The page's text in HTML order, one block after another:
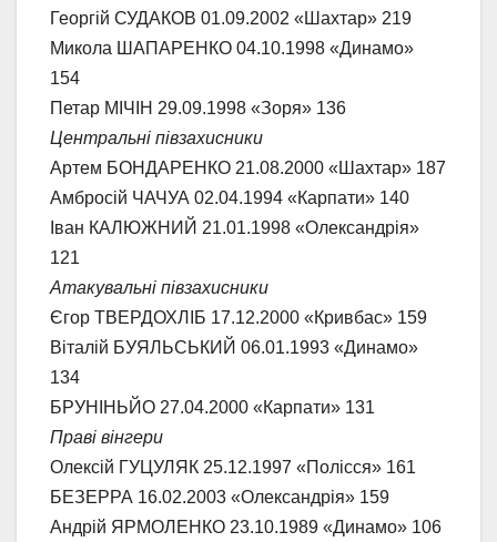
Георгій СУДАКОВ 01.09.2002 «Шахтар» 219
Микола ШАПАРЕНКО 04.10.1998 «Динамо»
154
Петар МІЧІН 29.09.1998 «Зоря» 136
Центральні півзахисники
Артем БОНДАРЕНКО 21.08.2000 «Шахтар» 187
Амбросій ЧАЧУА 02.04.1994 «Карпати» 140
Іван КАЛЮЖНИЙ 21.01.1998 «Олександрія»
121
Атакувальні півзахисники
Єгор ТВЕРДОХЛІБ 17.12.2000 «Кривбас» 159
Віталій БУЯЛЬСЬКИЙ 06.01.1993 «Динамо»
134
БРУНІНЬЙО 27.04.2000 «Карпати» 131
Праві вінгери
Олексій ГУЦУЛЯК 25.12.1997 «Полісся» 161
БЕЗЕРРА 16.02.2003 «Олександрія» 159
Андрій ЯРМОЛЕНКО 23.10.1989 «Динамо» 106